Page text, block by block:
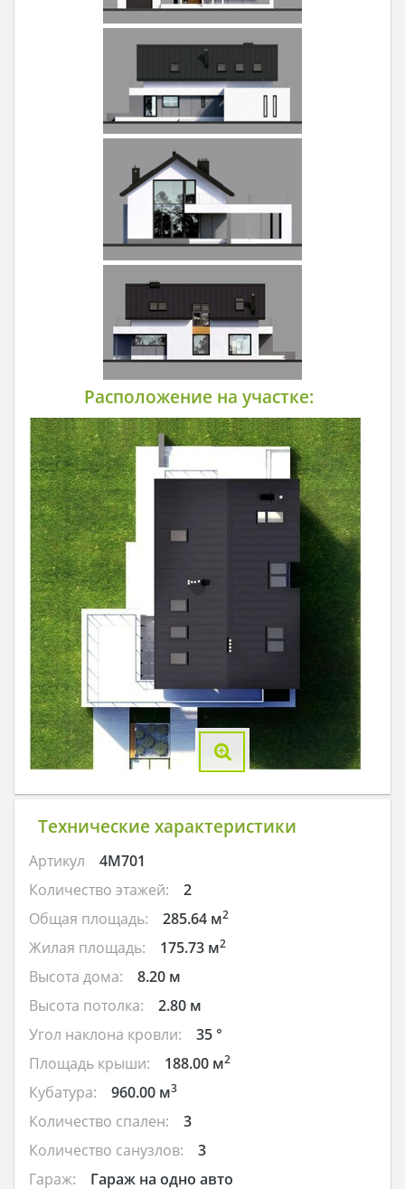
Расположение на участке:
Технические характеристики
Артикул
4M701
Количество этажей:
2
Общая площадь:
285.64 м2
Жилая площадь: 175.73 м2
Высота дома:
8.20 м
Высота потолка:
2.80 м
Угол наклона кровли:
35 °
Площадь крыши:
188.00 м2
Кубатура: 960.00 м3
Количество спален:
3
Количество санузлов:
3
Гараж:
Гараж на одно авто